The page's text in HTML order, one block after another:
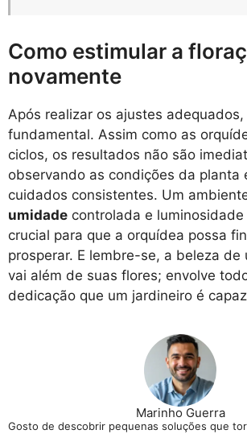
Como estimular a
novamente
Após realizar os ajustes
fundamental. Assim como as
ciclos, os resultados não são
observando as condições da planta
cuidados consistentes. Um
umidade controlada e
crucial para que a orquídea possa
prosperar. E lembre-se, a beleza de
vai além de suas flores; envolve
dedicação que um jardineiro é
Marinho Guerra
Gosto de descobrir pequenas soluções que